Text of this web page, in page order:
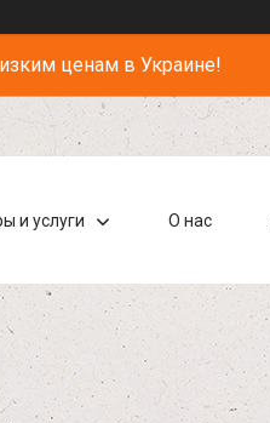
ценам в Украине!
и услуги О нас